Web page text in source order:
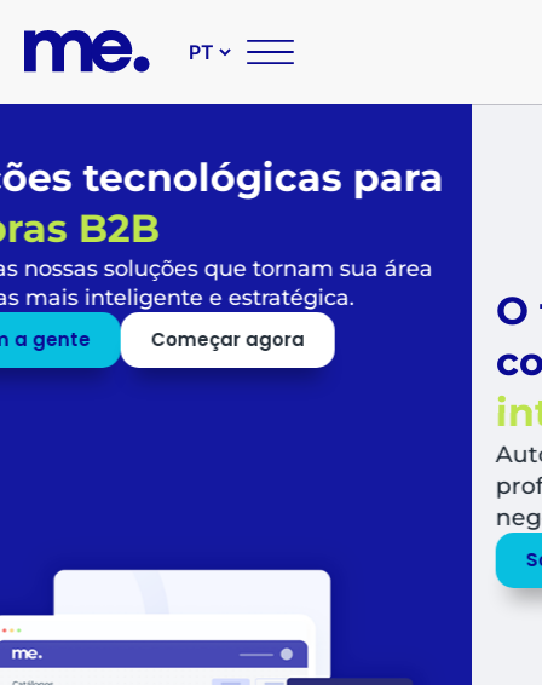
O futuro das suas
corporativas ésimples,
inteligente e sustentável
Automatize todo o fluxo de compras,
profissionais para o que mais agrega valor